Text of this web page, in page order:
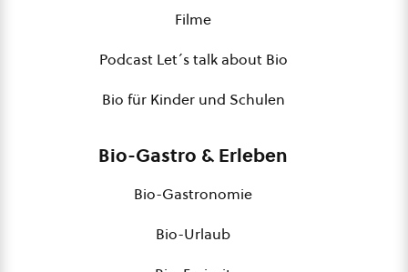
Filme
Podcast Let´s talk about Bio
Bio für Kinder und Schulen
Bio-Gastro & Erleben
Bio-Gastronomie
Bio-Urlaub